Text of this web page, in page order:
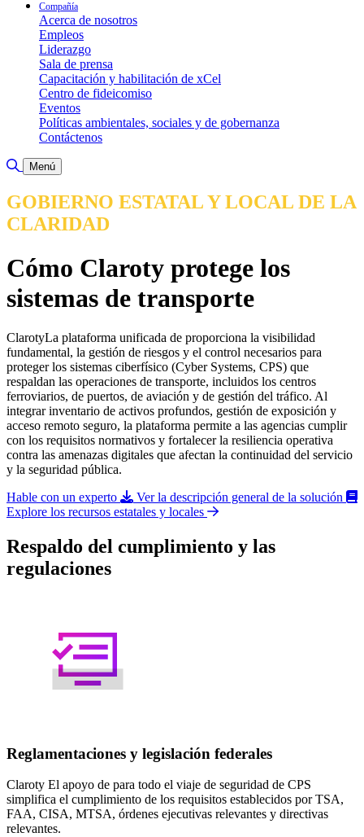
Compañía
Acerca de nosotros
Empleos
Liderazgo
Sala de prensa
Capacitación y habilitación de xCel
Centro de fideicomiso
Eventos
Políticas ambientales, sociales y de gobernanza
Contáctenos
Alternar búsqueda
Menú
GOBIERNO ESTATAL Y LOCAL DE LA
CLARIDAD
Cómo Claroty protege los
sistemas de transporte
ClarotyLa plataforma unificada de proporciona la visibilidad
fundamental, la gestión de riesgos y el control necesarios para
proteger los sistemas ciberfísico (Cyber Systems, CPS) que
respaldan las operaciones de transporte, incluidos los centros
ferroviarios, de puertos, de aviación y de gestión del tráfico. Al
integrar inventario de activos profundos, gestión de exposición y
acceso remoto seguro, la plataforma permite a las agencias cumplir
con los requisitos normativos y fortalecer la resiliencia operativa
contra las amenazas digitales que afectan la continuidad del servicio
y la seguridad pública.
Hable con un experto
Ver la descripción general de la solución
Explore los recursos estatales y locales
Respaldo del cumplimiento y las
regulaciones
Reglamentaciones y legislación federales
Claroty El apoyo de para todo el viaje de seguridad de CPS
simplifica el cumplimiento de los requisitos establecidos por TSA,
FAA, CISA, MTSA, órdenes ejecutivas relevantes y directivas
relevantes.